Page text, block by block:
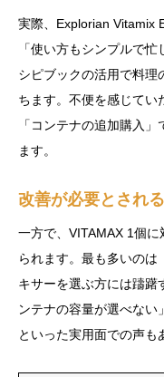
実際、Explorian Vitamix
「使い方もシンプルで
シピブックの活用で料理
ちます。不便を感じてい
「コンテナの追加購入
ます。
改善が必要とされ
一方で、VITAMAX 1個
られます。最も多いのは
キサーを選ぶ方には躊躇
ンテナの容量が選べない
といった実用面での声も